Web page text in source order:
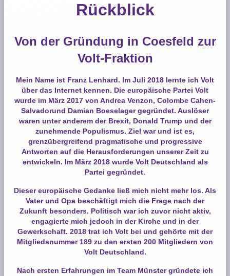
Rückblick
Von der Gründung in Coesfeld zur
Volt-Fraktion
Mein Name ist Franz Lenhard. Im Juli 2018 lernte ich Volt
über das Internet kennen. Die europäische Partei Volt
wurde im März 2017 von Andrea Venzon, Colombe Cahen-
Salvadorund Damian Boeselager gegründet. Auslöser
waren unter anderem der Brexit, Donald Trump und der
zunehmende Populismus. Ziel war und ist es,
grenzübergreifend pragmatische und progressive
Antworten auf die Herausforderungen unserer Zeit zu
entwickeln. Im März 2018 wurde Volt Deutschland als
Partei gegründet.
Dieser europäische Gedanke ließ mich nicht mehr los. Als
Vater und Opa beschäftigt mich die Frage nach der
Zukunft besonders. Politisch war ich zuvor nicht aktiv,
engagierte mich jedoch in der Kirche und in der
Gewerkschaft. 2018 trat ich Volt bei und gehörte mit der
Mitgliedsnummer 189 zu den ersten 200 Mitgliedern von
Volt Deutschland.
Nach ersten Erfahrungen im Team Münster gründete ich